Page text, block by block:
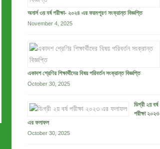
অনার্স ৩য় বর্ষ পরীক্ষা- ২০২৪ এর ফরমপূরণ সংক্রান্ত বিজ্ঞপ্তি
November 4, 2025
একাদশ শ্রেণির শিক্ষার্থীদের বিষয় পরিবর্তন সংক্রান্ত বিজ্ঞপ্তি
October 30, 2025
ডিগ্রী ২য় বর্ষ
পরীক্ষা ২০২৩
এর ফলাফল
October 30, 2025